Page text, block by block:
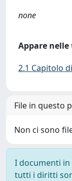
none
Appare
2.1 Capitolo
File in questo
Non ci sono
I documenti
tutti i diritti